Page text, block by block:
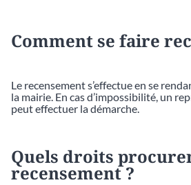
Comment se faire
Le recensement s’effectue en se
la mairie. En cas d’impossibilité, un
peut effectuer la démarche.
Quels droits
recensement ?